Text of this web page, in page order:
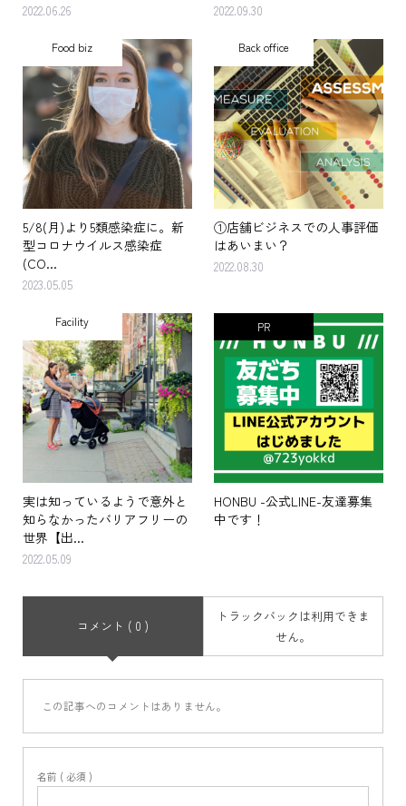
2022.06.26 2022.09.30
Food biz
5/8(月)より5類感染症に。新
型コロナウイルス感染症
(CO...
2023.05.05
Back office
①店舗ビジネスでの人事評価
はあいまい？
2022.08.30
Facility
実は知っているようで意外と
知らなかったバリアフリーの
世界【出...
2022.05.09
PR
HONBU -公式LINE-友達募集
中です！
コメント ( 0 )
トラックバックは利用できま
せん。
この記事へのコメントはありません。
名前 ( 必須 )